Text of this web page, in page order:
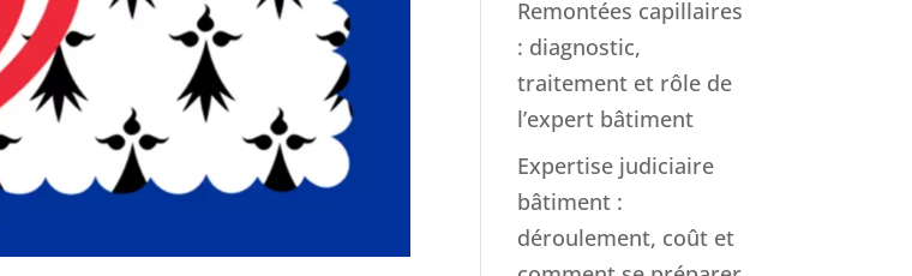
Remontées capillaires
: diagnostic,
traitement et rôle de
l’expert bâtiment
Expertise judiciaire
bâtiment :
déroulement, coût et